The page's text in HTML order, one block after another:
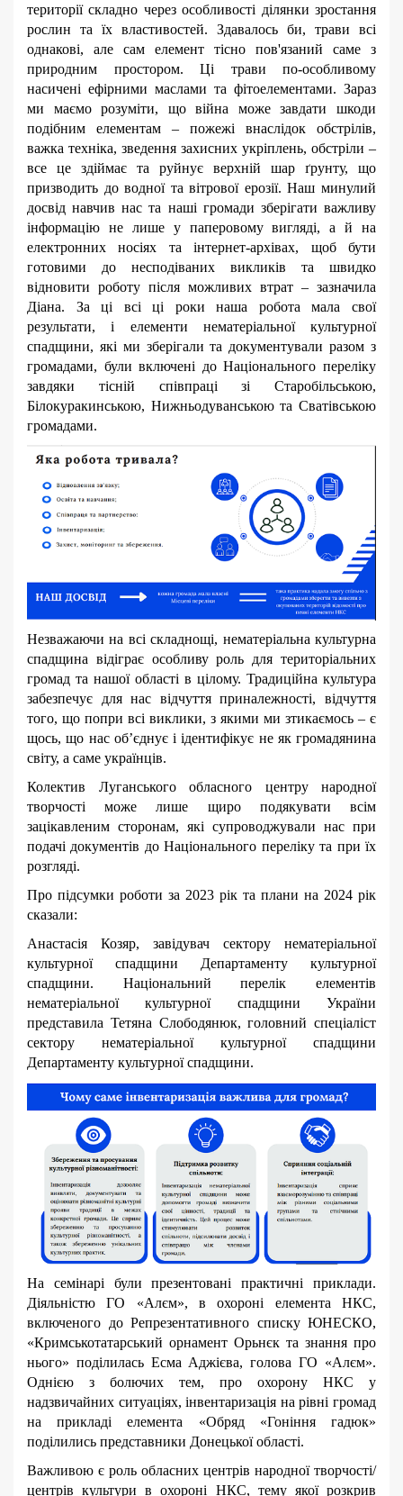
території складно через особливості ділянки зростання
рослин та їх властивостей. Здавалось би, трави всі
однакові, але сам елемент тісно пов'язаний саме з
природним простором. Ці трави по-особливому
насичені ефірними маслами та фітоелементами. Зараз
ми маємо розуміти, що війна може завдати шкоди
подібним елементам – пожежі внаслідок обстрілів,
важка техніка, зведення захисних укріплень, обстріли –
все це здіймає та руйнує верхній шар ґрунту, що
призводить до водної та вітрової ерозії.Наш минулий
досвід навчив нас та наші громади зберігати важливу
інформацію не лише у паперовому вигляді, а й на
електронних носіях та інтернет-архівах, щоб бути
готовими до несподіваних викликів та швидко
відновити роботу після можливих втрат – зазначила
Діана. За ці всі ці роки наша робота мала свої
результати, і елементи нематеріальної культурної
спадщини, які ми зберігали та документували разом з
громадами, були включені до Національного переліку
завдяки тісній співпраці зі Старобільською,
Білокуракинською, Нижньодуванською та Сватівською
громадами.
Незважаючи на всі складнощі, нематеріальна культурна
спадщина відіграє особливу роль для територіальних
громад та нашої області в цілому. Традиційна культура
забезпечує для нас відчуття приналежності, відчуття
того, що попри всі виклики, з якими ми зтикаємось – є
щось, що нас об’єднує і ідентифікує не як громадянина
світу, а саме українців.
Колектив Луганського обласного центру народної
творчості може лише щиро подякувати всім
зацікавленим сторонам, які супроводжували нас при
подачі документів до Національного переліку та при їх
розгляді.
Про підсумки роботи за 2023 рік та плани на 2024 рік
сказали:
Анастасія Козяр, завідувач сектору нематеріальної
культурної спадщини Департаменту культурної
спадщини. Національний перелік елементів
нематеріальної культурної спадщини України
представила Тетяна Слободянюк, головний спеціаліст
сектору нематеріальної культурної спадщини
Департаменту культурної спадщини.
На семінарі були презентовані практичні приклади.
Діяльністю ГО «Алєм», в охороні елемента НКС,
включеного до Репрезентативного списку ЮНЕСКО,
«Кримськотатарський орнамент Орьнєк та знання про
нього» поділилась Есма Аджієва, голова ГО «Алєм».
Однією з болючих тем, про охорону НКС у
надзвичайних ситуаціях, інвентаризація на рівні громад
на прикладі елемента «Обряд «Гоніння гадюк»
поділились представники Донецької області.
Важливою є роль обласних центрів народної творчості/
центрів культури в охороні НКС, тему якої розкрив